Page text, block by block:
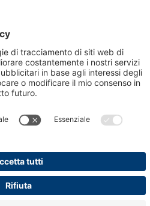
US
(BO)
LA MALFA 15
+39 0542 485111
0542 485485